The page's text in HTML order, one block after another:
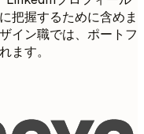
把握するために含めま
イン職では、ポートフ
ます。